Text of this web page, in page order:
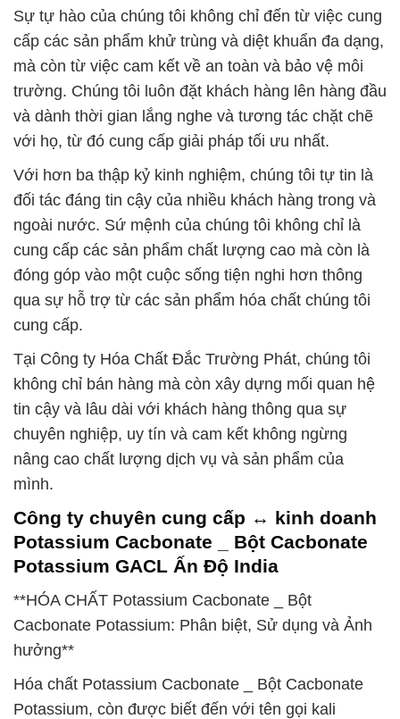
Sự tự hào của chúng tôi không chỉ đến từ việc cung
cấp các sản phẩm khử trùng và diệt khuẩn đa dạng,
mà còn từ việc cam kết về an toàn và bảo vệ môi
trường. Chúng tôi luôn đặt khách hàng lên hàng đầu
và dành thời gian lắng nghe và tương tác chặt chẽ
với họ, từ đó cung cấp giải pháp tối ưu nhất.
Với hơn ba thập kỷ kinh nghiệm, chúng tôi tự tin là
đối tác đáng tin cậy của nhiều khách hàng trong và
ngoài nước. Sứ mệnh của chúng tôi không chỉ là
cung cấp các sản phẩm chất lượng cao mà còn là
đóng góp vào một cuộc sống tiện nghi hơn thông
qua sự hỗ trợ từ các sản phẩm hóa chất chúng tôi
cung cấp.
Tại Công ty Hóa Chất Đắc Trường Phát, chúng tôi
không chỉ bán hàng mà còn xây dựng mối quan hệ
tin cậy và lâu dài với khách hàng thông qua sự
chuyên nghiệp, uy tín và cam kết không ngừng
nâng cao chất lượng dịch vụ và sản phẩm của
mình.
Công ty chuyên cung cấp ↔ kinh doanh
Potassium Cacbonate _ Bột Cacbonate
Potassium GACL Ấn Độ India
**HÓA CHẤT Potassium Cacbonate _ Bột
Cacbonate Potassium: Phân biệt, Sử dụng và Ảnh
hưởng**
Hóa chất Potassium Cacbonate _ Bột Cacbonate
Potassium, còn được biết đến với tên gọi kali